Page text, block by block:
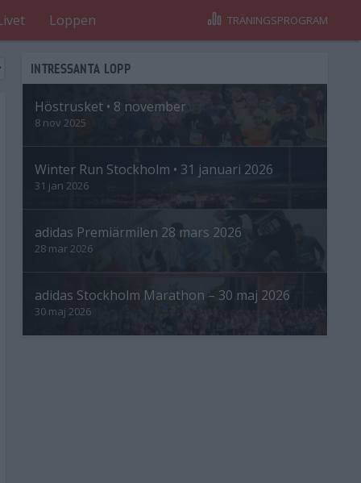
Loppen TRÄNINGSPROGRAM
INTRESSANTA LOPP
Höstrusket • 8 november
8 nov 2025
Winter Run Stockholm • 31 januari 2026
31 jan 2026
adidas Premiärmilen 28 mars 2026
28 mar 2026
adidas Stockholm Marathon – 30 maj 2026
30 maj 2026